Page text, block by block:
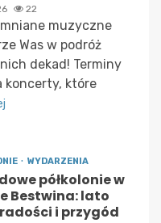
22
muzyczne
Was w podróż
dekad! Terminy
koncerty, które
WYDARZENIA
półkolonie w
Bestwina: lato
radości i przygód